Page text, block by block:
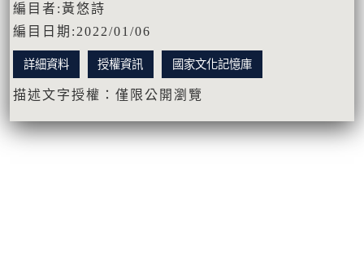
編目者:黃悠詩
編目日期:2022/01/06
詳細資料 授權資訊 國家文化記憶庫
描述文字授權：僅限公開瀏覽